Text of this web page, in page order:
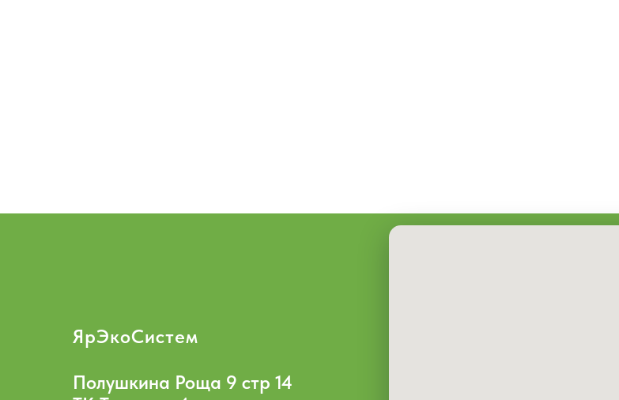
ЯрЭкоСистем
Полушкина Роща 9 стр 14